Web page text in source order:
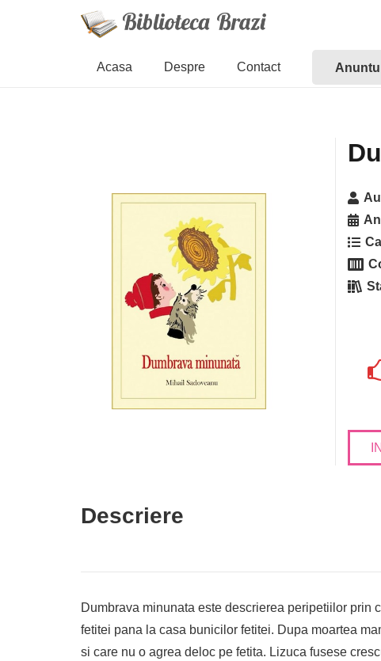
Acasa Despre Contact
Descriere
Dumbrava minunata este descrierea peripetiilor prin
fetitei pana la casa bunicilor fetitei. Dupa moartea
si care nu o agrea deloc pe fetita. Lizuca fusese